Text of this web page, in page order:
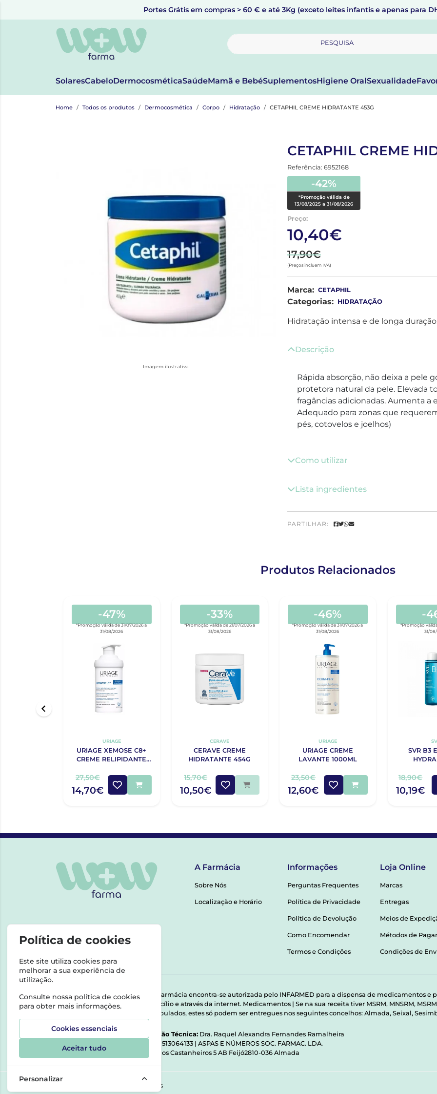
Portes Grátis em compras > 60 € e até 3Kg (exceto leites infantis e apenas para
PESQUISA
SolaresCabeloDermocosméticaSaúdeMamã e BebéSuplementosHigiene OralSexualidade
Home Todos os produtos Dermocosmética Corpo Hidratação CETAPHIL CREME HIDRATANTE 453G
Imagem ilustrativa
CETAPHIL CREME
Referência: 6952168
-42%
*Promoção válida de
13/08/2025 a 31/08/2026
Preço:
10,40€
17,90€
(Preços incluem IVA)
Marca: CETAPHIL
Categorias: HIDRATAÇÃO
Hidratação intensa e de longa
Descrição
Rápida absorção, não deixa a pele
protetora natural da pele. Elevada
fragâncias adicionadas. Aumenta a
Adequado para zonas que
pés, cotovelos e joelhos)
Como utilizar
Lista ingredientes
PARTILHAR:
Produtos Relacionados
-47%
*Promoção válida de 31/07/2026 a
31/08/2026
URIAGE
URIAGE XEMOSE C8+
CREME RELIPIDANTE
27,50€
14,70€
-33%
*Promoção válida de 21/07/2026 a
31/08/2026
CERAVE
CERAVE CREME
HIDRATANTE 454G
15,70€
10,50€
-46%
*Promoção válida de 31/07/2026 a
31/08/2026
URIAGE
URIAGE CREME
LAVANTE 1000ML
23,50€
12,60€
-
*Promoção
31/
SVR B3
18,90€
10,19€
A Farmácia
Sobre Nós
Localização e Horário
Informações
Perguntas Frequentes
Política de Privacidade
Política de Devolução
Como Encomendar
Termos e Condições
Loja Online
Marcas
Entregas
Meios de
Métodos de
Condições de
Esta farmácia encontra-se autorizada pelo INFARMED para a dispensa de medicamentos e
domicílio e através da internet. Medicamentos | Se na sua receita tiver MSRM, MNSRM,
Manipulados, estes só podem ser entregues nos seguintes concelhos: Almada, Seixal,
Direção Técnica: Dra. Raquel Alexandra Fernandes Ramalheira
513064133 | ASPAS E NÚMEROS SOC. FARMAC. LDA.
Rua dos Castanheiros 5 AB Feijó2810-036 Almada
©2026 Todos os direitos reservados
Política de cookies
Este site utiliza cookies para
melhorar a sua experiência de
utilização.
Consulte nossa política de cookies
para obter mais informações.
Cookies essenciais
Aceitar tudo
Personalizar